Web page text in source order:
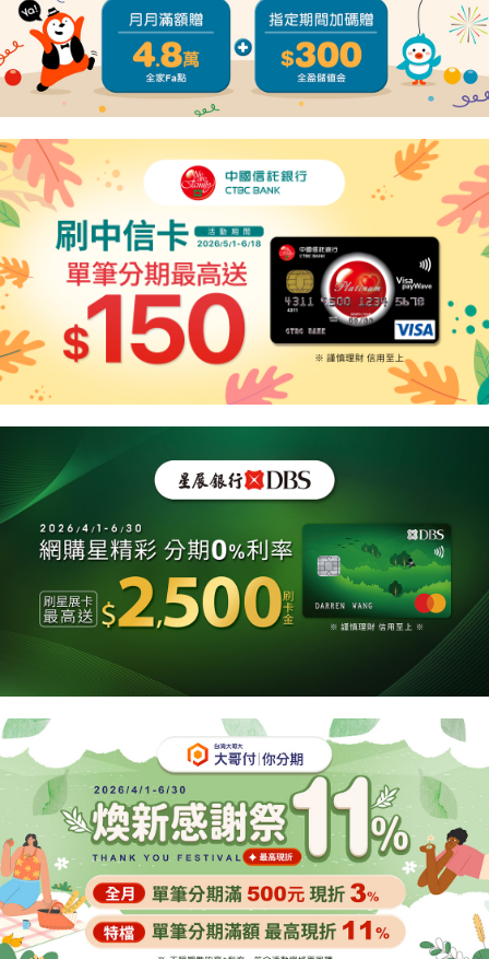
時審查核予不同之上限額度；若仍有額度不足之情形，本公司將視審查結果
請求用戶進行身份認證。
５．嚴禁一人註冊多個帳號或使用他人資訊註冊。若發現惡意使用之情形，
恩沛科技股份有限公司將有權停止該用戶之使用額度並採取法律行動。